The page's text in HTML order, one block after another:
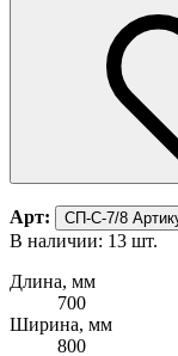
Арт: СП-С-7/8
В наличии: 13 шт.
Длина, мм
700
Ширина, мм
800